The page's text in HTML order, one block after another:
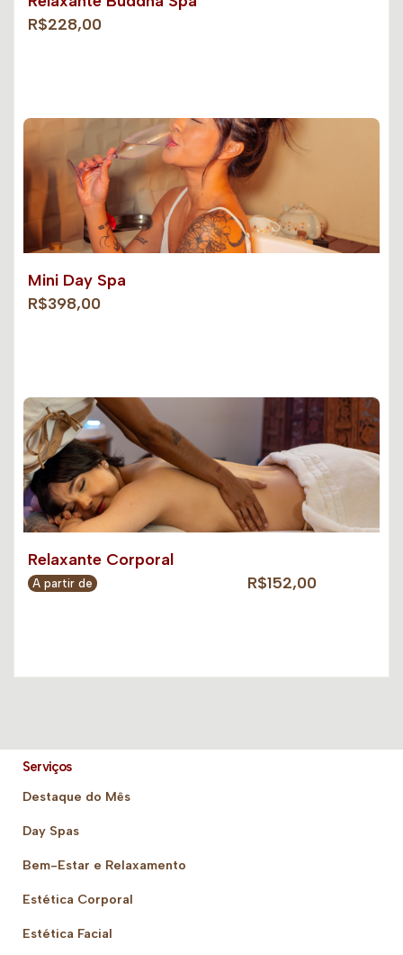
R$228,00
Mini Day Spa
R$398,00
Relaxante Corporal
A partir de R$152,00
Serviços
Destaque do Mês
Day Spas
Bem-Estar e Relaxamento
Estética Corporal
Estética Facial